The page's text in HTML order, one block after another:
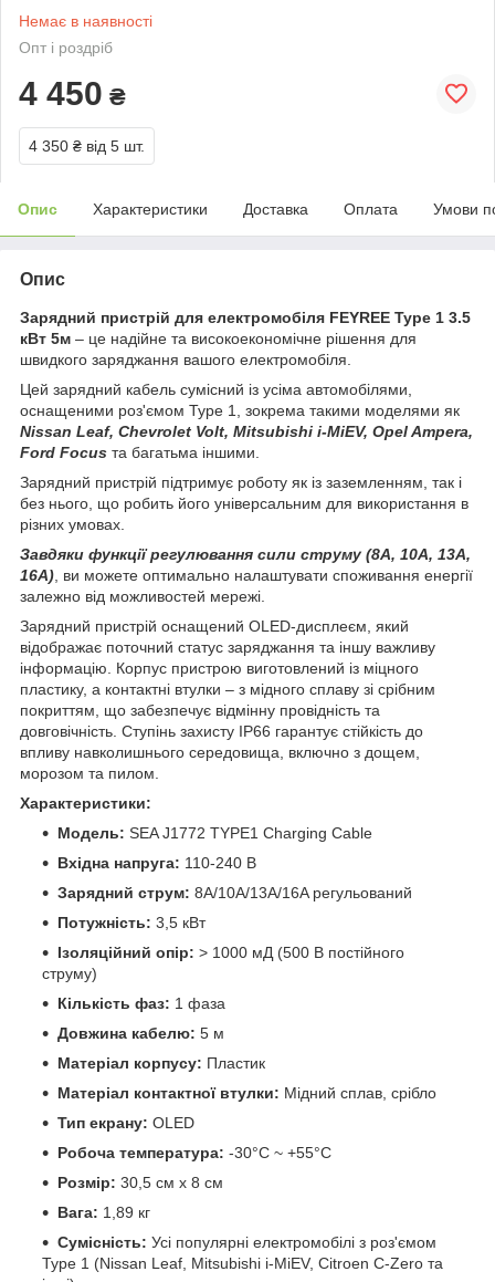
Немає в наявності
Опт і роздріб
4 450 ₴
4 350 ₴ від 5 шт.
Опис Характеристики Доставка Оплата Умови
Опис
Зарядний пристрій для електромобіля FEYREE Type 1 3.5
кВт 5м – це надійне та високоекономічне рішення для
швидкого заряджання вашого електромобіля.
Цей зарядний кабель сумісний із усіма автомобілями,
оснащеними роз'ємом Type 1, зокрема такими моделями як
Nissan Leaf, Chevrolet Volt, Mitsubishi i-MiEV, Opel Ampera,
Ford Focus та багатьма іншими.
Зарядний пристрій підтримує роботу як із заземленням, так і
без нього, що робить його універсальним для використання в
різних умовах.
Завдяки функції регулювання сили струму (8A, 10A, 13A,
16A) , ви можете оптимально налаштувати споживання енергії
залежно від можливостей мережі.
Зарядний пристрій оснащений OLED-дисплеєм, який
відображає поточний статус заряджання та іншу важливу
інформацію. Корпус пристрою виготовлений із міцного
пластику, а контактні втулки – з мідного сплаву зі срібним
покриттям, що забезпечує відмінну провідність та
довговічність. Ступінь захисту IP66 гарантує стійкість до
впливу навколишнього середовища, включно з дощем,
морозом та пилом.
Характеристики:
Модель: SEA J1772 TYPE1 Charging Cable
Вхідна напруга: 110-240 В
Зарядний струм: 8A/10A/13A/16A регульований
Потужність: 3,5 кВт
Ізоляційний опір: > 1000 мД (500 В постійного
струму)
Кількість фаз: 1 фаза
Довжина кабелю: 5 м
Матеріал корпусу: Пластик
Матеріал контактної втулки: Мідний сплав, срібло
Тип екрану: OLED
Робоча температура: -30°C ~ +55°C
Розмір: 30,5 см х 8 см
Вага: 1,89 кг
Сумісність: Усі популярні електромобілі з роз'ємом
Type 1 (Nissan Leaf, Mitsubishi i-MiEV, Citroen C-Zero та